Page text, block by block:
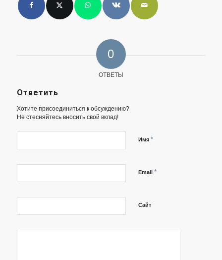
0
ОТВЕТЫ
Ответить
Хотите присоединиться к обсуждению?
Не стесняйтесь вносить свой вклад!
Имя *
Email *
Сайт